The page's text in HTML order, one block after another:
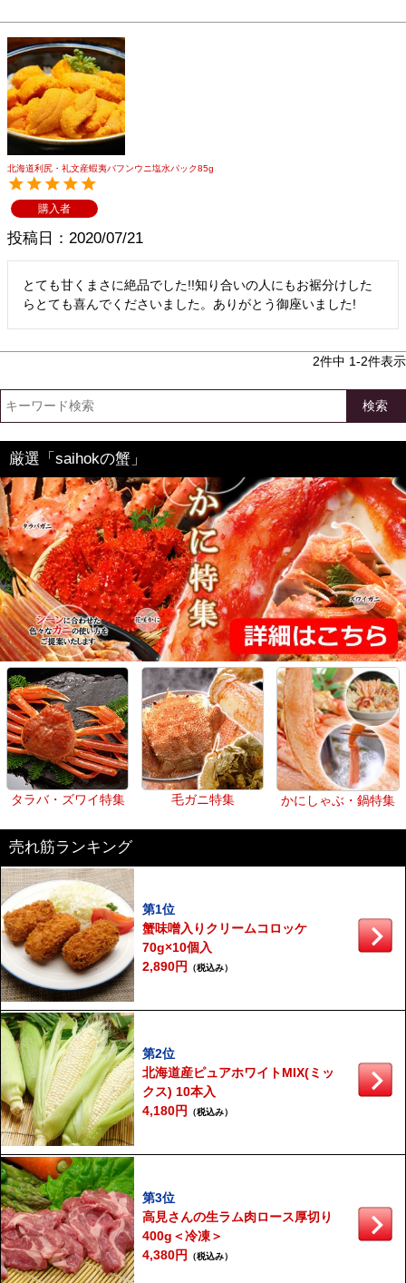
北海道利尻・礼文産蝦夷バフンウニ塩水パック85g
購入者
投稿日 2020/07/21
とても甘くまさに絶品でした!!知り合いの人にもお裾分けした
らとても喜んでくださいました。ありがとう御座いました!
2件中 1-2件表示
検索
厳選「saihokの蟹」
タラバ・ズワイ特集 毛ガニ特集 かにしゃぶ・鍋特集
売れ筋ランキング
第1位
蟹味噌入りクリームコロッケ
70g×10個入
2,890円
（税込み）
第2位
北海道産ピュアホワイトMIX(ミッ
クス) 10本入
4,180円
（税込み）
第3位
高見さんの生ラム肉ロース厚切り
400g＜冷凍＞
4,380円
（税込み）